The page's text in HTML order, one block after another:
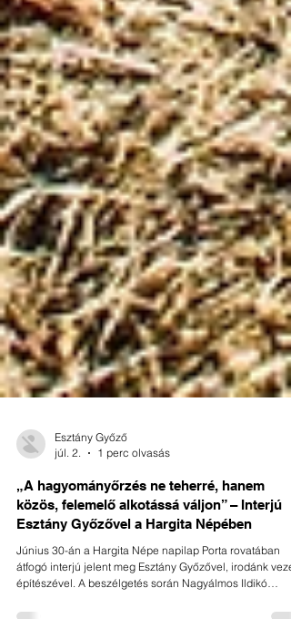
Esztány Győző
júl. 2.
1 perc olvasás
„A hagyományőrzés ne teherré, hanem
közös, felemelő alkotássá váljon” – Interjú
Esztány Győzővel a Hargita Népében
Június 30-án a Hargita Népe napilap Porta rovatában
átfogó interjú jelent meg Esztány Győzővel, irodánk